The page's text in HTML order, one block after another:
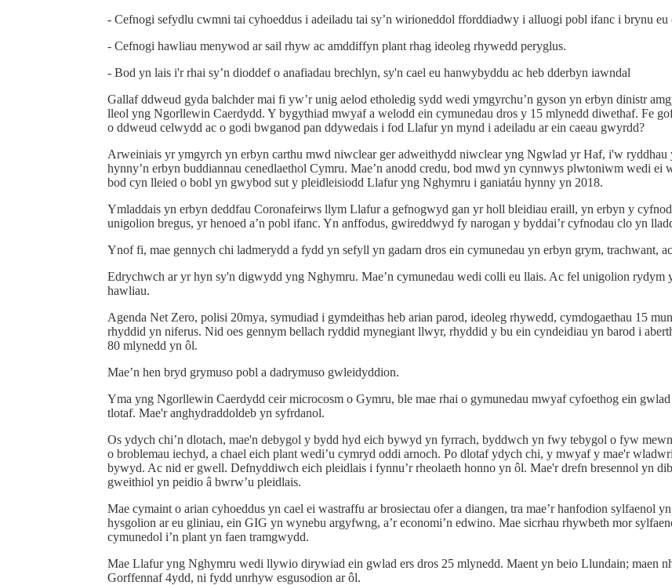
- Cefnogi sefydlu cwmni tai cyhoeddus i adeiladu tai sy’n wirioneddol fforddiadwy i alluogi pobl ifanc i brynu eu
- Cefnogi hawliau menywod ar sail rhyw ac amddiffyn plant rhag ideoleg rhywedd peryglus.
- Bod yn lais i'r rhai sy’n dioddef o anafiadau brechlyn, sy'n cael eu hanwybyddu ac heb dderbyn iawndal
Gallaf ddweud gyda balchder mai fi yw’r unig aelod etholedig sydd wedi ymgyrchu’n gyson yn erbyn dinistr
lleol yng Ngorllewin Caerdydd. Y bygythiad mwyaf a welodd ein cymunedau dros y 15 mlynedd diwethaf. Fe
o ddweud celwydd ac o godi bwganod pan ddywedais i fod Llafur yn mynd i adeiladu ar ein caeau gwyrdd?
Arweiniais yr ymgyrch yn erbyn carthu mwd niwclear ger adweithydd niwclear yng Ngwlad yr Haf, i'w ryddhau
hynny’n erbyn buddiannau cenedlaethol Cymru. Mae’n anodd credu, bod mwd yn cynnwys plwtoniwm wedi ei
bod cyn lleied o bobl yn gwybod sut y pleidleisiodd Llafur yng Nghymru i ganiatáu hynny yn 2018.
Ymladdais yn erbyn deddfau Coronafeirws llym Llafur a gefnogwyd gan yr holl bleidiau eraill, yn erbyn y
unigolion bregus, yr henoed a’n pobl ifanc. Yn anffodus, gwireddwyd fy narogan y byddai’r cyfnodau clo yn
Ynof fi, mae gennych chi ladmerydd a fydd yn sefyll yn gadarn dros ein cymunedau yn erbyn grym, trachwant,
Edrychwch ar yr hyn sy'n digwydd yng Nghymru. Mae’n cymunedau wedi colli eu llais. Ac fel unigolion rydym
hawliau.
Agenda Net Zero, polisi 20mya, symudiad i gymdeithas heb arian parod, ideoleg rhywedd, cymdogaethau 15
rhyddid yn niferus. Nid oes gennym bellach ryddid mynegiant llwyr, rhyddid y bu ein cyndeidiau yn barod i
80 mlynedd yn ôl.
Mae’n hen bryd grymuso pobl a dadrymuso gwleidyddion.
Yma yng Ngorllewin Caerdydd ceir microcosm o Gymru, ble mae rhai o gymunedau mwyaf cyfoethog ein
tlotaf. Mae'r anghydraddoldeb yn syfrdanol.
Os ydych chi’n dlotach, mae'n debygol y bydd hyd eich bywyd yn fyrrach, byddwch yn fwy tebygol o fyw
o broblemau iechyd, a chael eich plant wedi’u cymryd oddi arnoch. Po dlotaf ydych chi, y mwyaf y mae'r
bywyd. Ac nid er gwell. Defnyddiwch eich pleidlais i fynnu’r rheolaeth honno yn ôl. Mae'r drefn bresennol yn
gweithiol yn peidio â bwrw’u pleidlais.
Mae cymaint o arian cyhoeddus yn cael ei wastraffu ar brosiectau ofer a diangen, tra mae’r hanfodion sylfaenol
hysgolion ar eu gliniau, ein GIG yn wynebu argyfwng, a’r economi’n edwino. Mae sicrhau rhywbeth mor
cymunedol i’n plant yn faen tramgwydd.
Mae Llafur yng Nghymru wedi llywio dirywiad ein gwlad ers dros 25 mlynedd. Maent yn beio Llundain; maen
Gorffennaf 4ydd, ni fydd unrhyw esgusodion ar ôl.